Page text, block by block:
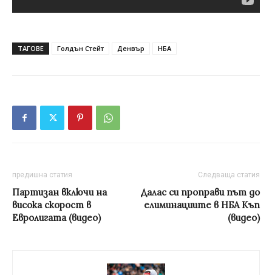
ТАГОВЕ Голдън Стейт Денвър НБА
предишна статия
Партизан включи на
висока скорост в
Евролигата (видео)
Следваща статия
Далас си проправи път до
елиминациите в НБА Къп
(видео)